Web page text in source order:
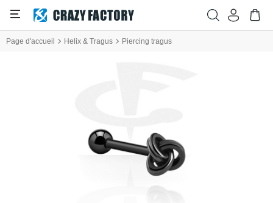
Page d'accueil Helix & Tragus Piercing tragus